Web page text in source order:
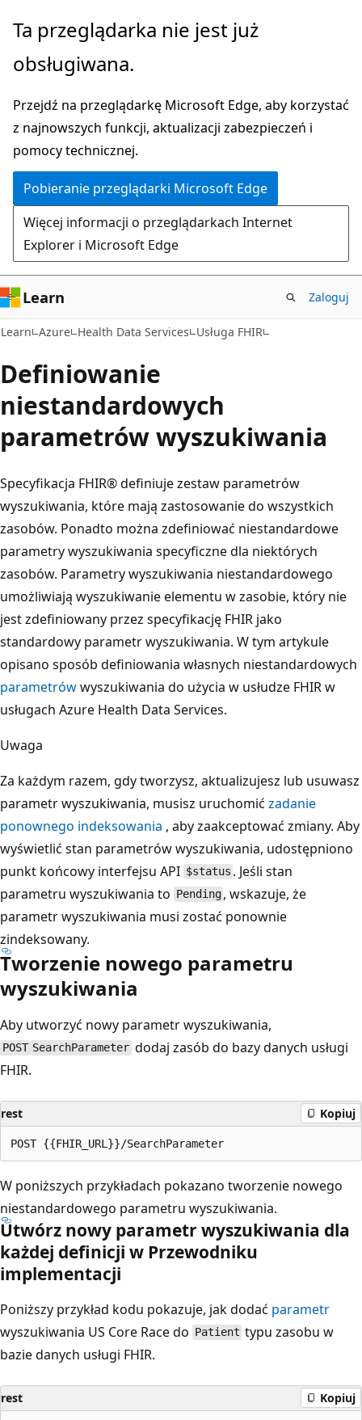
Przejdź
głównej
Ta przeglądarka nie jest już
obsługiwana.
Przejdź na przeglądarkę Microsoft Edge, aby korzystać
z najnowszych funkcji, aktualizacji zabezpieczeń i
pomocy technicznej.
Pobieranie przeglądarki Microsoft Edge
Więcej informacji o przeglądarkach Internet
Explorer i Microsoft Edge
Learn Zaloguj
Learn Azure Health Data Services Usługa FHIR
Definiowanie
niestandardowych
parametrów wyszukiwania
Specyfikacja FHIR® definiuje zestaw parametrów
wyszukiwania, które mają zastosowanie do wszystkich
zasobów. Ponadto można zdefiniować niestandardowe
parametry wyszukiwania specyficzne dla niektórych
zasobów. Parametry wyszukiwania niestandardowego
umożliwiają wyszukiwanie elementu w zasobie, który nie
jest zdefiniowany przez specyfikację FHIR jako
standardowy parametr wyszukiwania. W tym artykule
opisano sposób definiowania własnych niestandardowych
parametrówwyszukiwania do użycia w usłudze FHIR w
usługach Azure Health Data Services.
Uwaga
Za każdym razem, gdy tworzysz, aktualizujesz lub usuwasz
parametr wyszukiwania, musisz uruchomić zadanie
ponownego indeksowania , aby zaakceptować zmiany. Aby
wyświetlić stan parametrów wyszukiwania, udostępniono
punkt końcowy interfejsu API $status . Jeśli stan
parametru wyszukiwania to Pending , wskazuje, że
parametr wyszukiwania musi zostać ponownie
zindeksowany.
Tworzenie nowego parametru
wyszukiwania
Aby utworzyć nowy parametr wyszukiwania,
POST SearchParameter dodaj zasób do bazy danych usługi
FHIR.
rest Kopiuj
W poniższych przykładach pokazano tworzenie nowego
niestandardowego parametru wyszukiwania.
Utwórz nowy parametr wyszukiwania dla
każdej definicji w Przewodniku
implementacji
Poniższy przykład kodu pokazuje, jak dodać parametr
wyszukiwania US Core Race do Patient typu zasobu w
bazie danych usługi FHIR.
rest Kopiuj